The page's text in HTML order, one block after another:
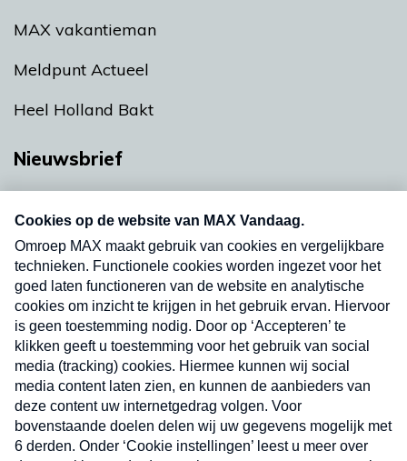
MAX vakantieman
Meldpunt Actueel
Heel Holland Bakt
Nieuwsbrief
nieuwsbrief. Elke vrijdag- en dinsdagochtend in
uw mailbox.
Verzend